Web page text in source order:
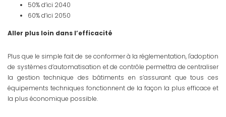
50% d’ici 2040
60% d’ici 2050
Aller plus loin dans l’efficacité
Plus que le simple fait de se conformer à la réglementation, l'adoption
de systèmes d’automatisation et de contrôle permettra de centraliser
la gestion technique des bâtiments en s’assurant que tous ces
équipements techniques fonctionnent de la façon la plus efficace et
la plus économique possible.